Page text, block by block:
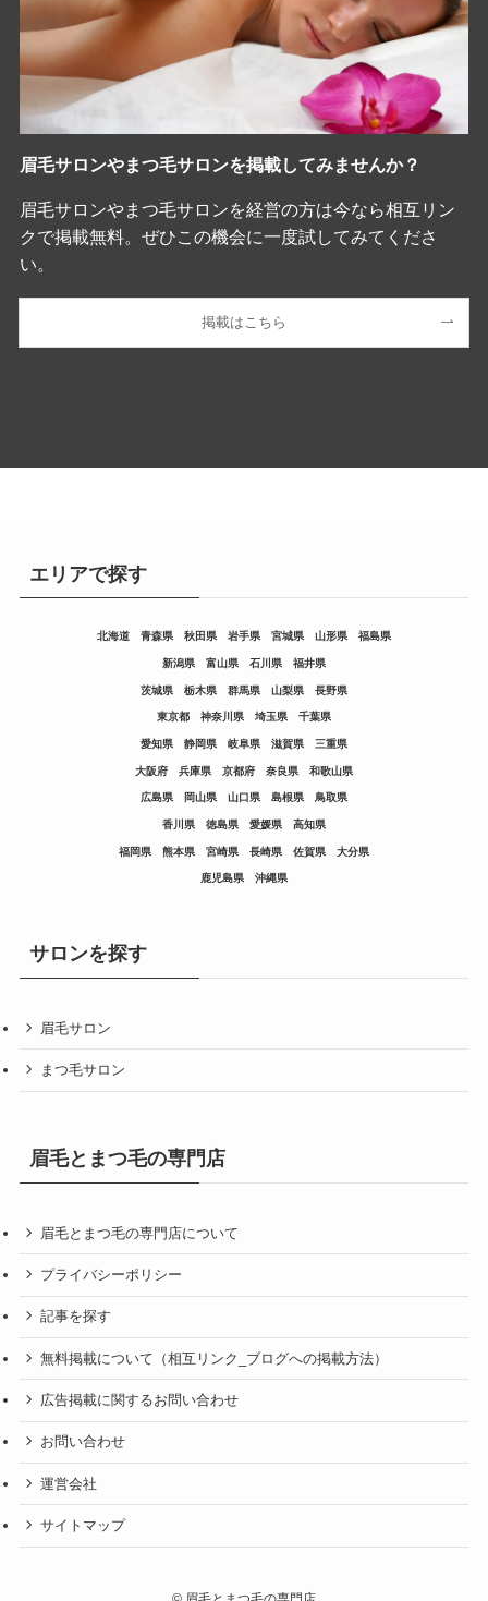
眉毛サロンやまつ毛サロンを掲載してみませんか？
眉毛サロンやまつ毛サロンを経営の方は今なら相互リン
クで掲載無料。ぜひこの機会に一度試してみてくださ
い。
掲載はこちら
エリアで探す
北海道 青森県 秋田県 岩手県 宮城県 山形県 福島県
新潟県 富山県 石川県 福井県
茨城県 栃木県 群馬県 山梨県 長野県
東京都 神奈川県 埼玉県 千葉県
愛知県 静岡県 岐阜県 滋賀県 三重県
大阪府 兵庫県 京都府 奈良県 和歌山県
広島県 岡山県 山口県 島根県 鳥取県
香川県 徳島県 愛媛県 高知県
福岡県 熊本県 宮崎県 長崎県 佐賀県 大分県
鹿児島県 沖縄県
サロンを探す
眉毛サロン
まつ毛サロン
眉毛とまつ毛の専門店
眉毛とまつ毛の専門店について
プライバシーポリシー
記事を探す
無料掲載について（相互リンク_ブログへの掲載方法）
広告掲載に関するお問い合わせ
お問い合わせ
運営会社
サイトマップ